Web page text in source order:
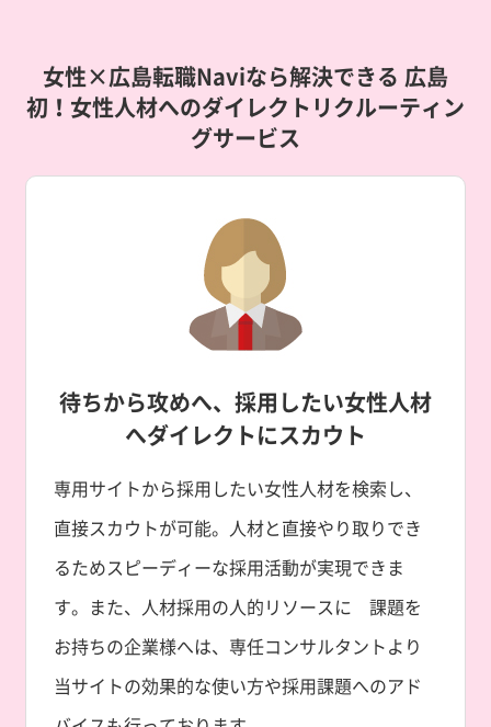
女性×広島転職Naviなら解決できる 広島
初！女性人材へのダイレクトリクルーティン
グサービス
待ちから攻めへ、 採用したい女性人材
へダイレクトにスカウト
専用サイトから採用したい女性人材を検索し、
直接スカウトが可能。人材と直接やり取りでき
るためスピーディーな採用活動が実現できま
す。また、人材採用の人的リソースに 課題を
お持ちの企業様へは、専任コンサルタントより
当サイトの効果的な使い方や採用課題へのアド